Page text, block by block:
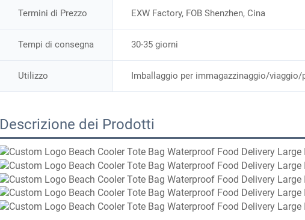
Termini di Prezzo EXW Factory, FOB Shenzhen, Cina
Tempi di consegna 30-35 giorni
Utilizzo Imballaggio per immagazzinaggio/
Descrizione dei Prodotti